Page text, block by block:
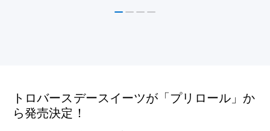
トロバースデースイーツが「プリロール」か
ら発売決定！